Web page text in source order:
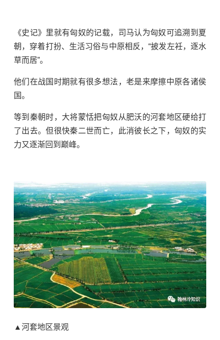
《史记》里就有匈奴的记载，司马认为匈奴可追溯到夏
朝，穿着打扮、生活习俗与中原相反，“披发左衽，逐水
草而居”。
他们在战国时期就有很多想法，老是来摩擦中原各诸侯
国。
等到秦朝时，大将蒙恬把匈奴 从肥沃的河套地区硬给打
了出去。但很快秦二世而亡，此消彼长之下，匈奴的实
力又逐渐回到巅峰。
▲河套地区景观